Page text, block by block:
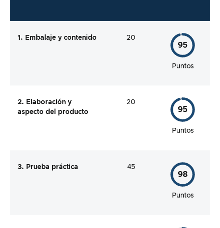
1. Embalaje y contenido 20
95
Puntos
2. Elaboración y
aspecto del producto
20
95
Puntos
3. Prueba práctica 45
98
Puntos